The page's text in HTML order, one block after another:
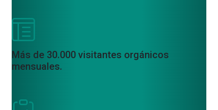
Más de 30.000 visitantes orgánicos
mensuales.